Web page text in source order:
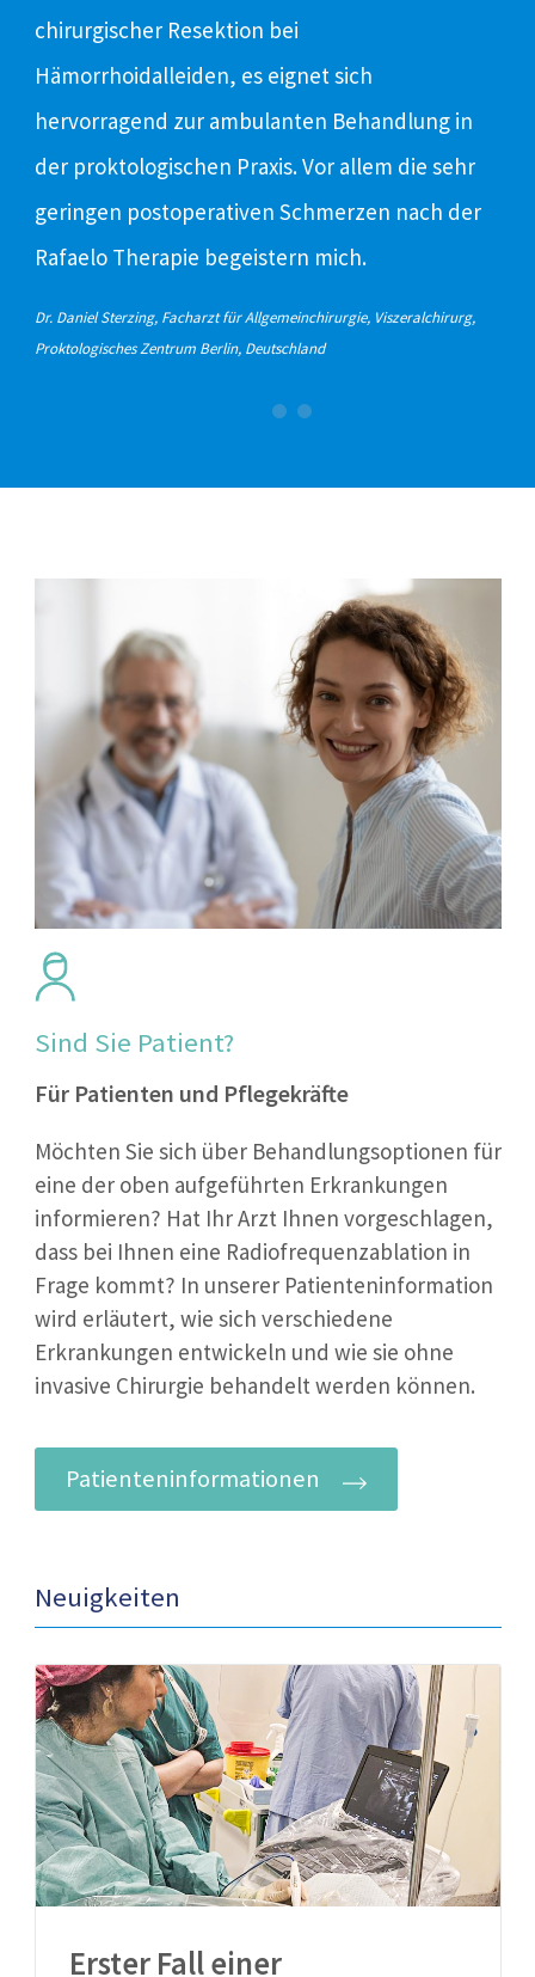
chirurgischer Resektion bei
Hämorrhoidalleiden, es eignet sich
hervorragend zur ambulanten Behandlung in
der proktologischen Praxis. Vor allem die sehr
geringen postoperativen Schmerzen nach der
Rafaelo Therapie begeistern mich.
Dr. Daniel Sterzing, Facharzt für Allgemeinchirurgie, Viszeralchirurg,
Proktologisches Zentrum Berlin, Deutschland
Sind Sie Patient?
Für Patienten und Pflegekräfte
Möchten Sie sich über Behandlungsoptionen für
eine der oben aufgeführten Erkrankungen
informieren? Hat Ihr Arzt Ihnen vorgeschlagen,
dass bei Ihnen eine Radiofrequenzablation in
Frage kommt? In unserer Patienteninformation
wird erläutert, wie sich verschiedene
Erkrankungen entwickeln und wie sie ohne
invasive Chirurgie behandelt werden können.
Patienteninformationen
Neuigkeiten
Erster Fall einer